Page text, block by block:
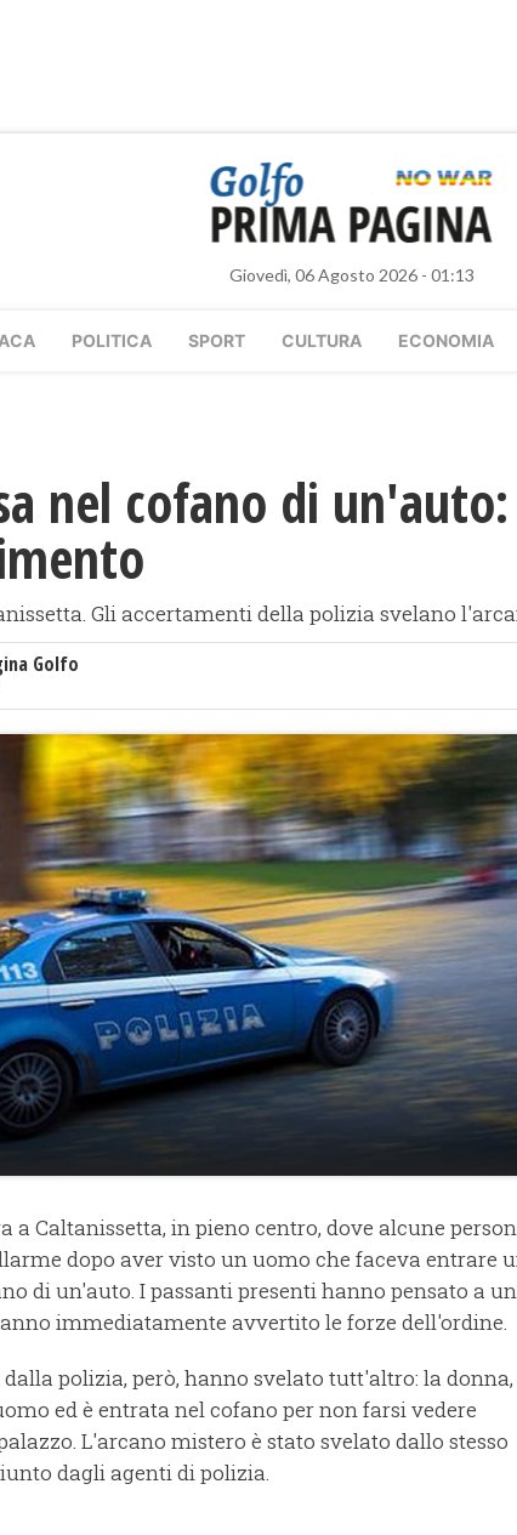
Giovedì, 06 Agosto 2026 - 01:13
POLITICA SPORT CULTURA ECONOMIA
nel cofano di
Gli accertamenti della polizia svelano
Golfo
a Caltanissetta, in pieno centro, dove alcune
dopo aver visto un uomo che faceva entrare
di un'auto. I passanti presenti hanno pensato a un
immediatamente avvertito le forze dell'ordine.
polizia, però, hanno svelato tutt'altro: la
ed è entrata nel cofano per non farsi vedere
L'arcano mistero è stato svelato dallo stesso
dagli agenti di polizia.